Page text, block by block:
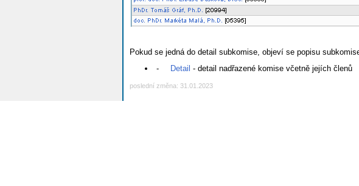
Pokud se jedná do detail subkomise, objeví se popisu
-
Detail - detail nadřazené komise včetně jejích členů
poslední změna: 31.01.2023